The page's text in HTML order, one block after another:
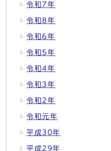
令和7年
令和8年
令和6年
令和5年
令和4年
令和3年
令和2年
令和元年
平成30年
平成29年